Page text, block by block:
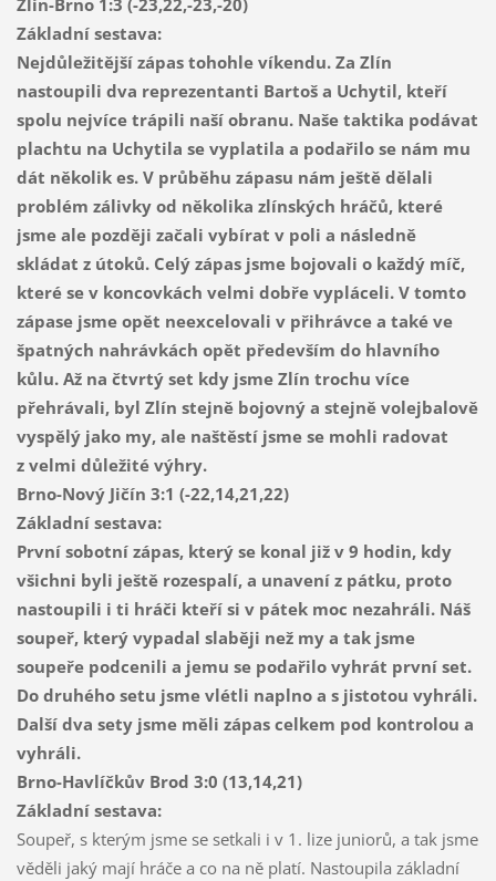
Zlín-Brno 1:3 (-23,22,-23,-20)
Základní sestava:
Nejdůležitější zápas tohohle víkendu. Za Zlín
nastoupili dva reprezentanti Bartoš a Uchytil, kteří
spolu nejvíce trápili naší obranu. Naše taktika podávat
plachtu na Uchytila se vyplatila a podařilo se nám mu
dát několik es. V průběhu zápasu nám ještě dělali
problém zálivky od několika zlínských hráčů, které
jsme ale později začali vybírat v poli a následně
skládat z útoků. Celý zápas jsme bojovali o každý míč,
které se v koncovkách velmi dobře vypláceli. V tomto
zápase jsme opět neexcelovali v přihrávce a také ve
špatných nahrávkách opět především do hlavního
kůlu. Až na čtvrtý set kdy jsme Zlín trochu více
přehrávali, byl Zlín stejně bojovný a stejně volejbalově
vyspělý jako my, ale naštěstí jsme se mohli radovat
z velmi důležité výhry.
Brno-Nový Jičín 3:1 (-22,14,21,22)
Základní sestava:
První sobotní zápas, který se konal již v 9 hodin, kdy
všichni byli ještě rozespalí, a unavení z pátku, proto
nastoupili i ti hráči kteří si v pátek moc nezahráli. Náš
soupeř, který vypadal slaběji než my a tak jsme
soupeře podcenili a jemu se podařilo vyhrát první set.
Do druhého setu jsme vlétli naplno a s jistotou vyhráli.
Další dva sety jsme měli zápas celkem pod kontrolou a
vyhráli.
Brno-Havlíčkův Brod 3:0 (13,14,21)
Základní sestava:
Soupeř, s kterým jsme se setkali i v 1. lize juniorů, a tak jsme
věděli jaký mají hráče a co na ně platí. Nastoupila základní